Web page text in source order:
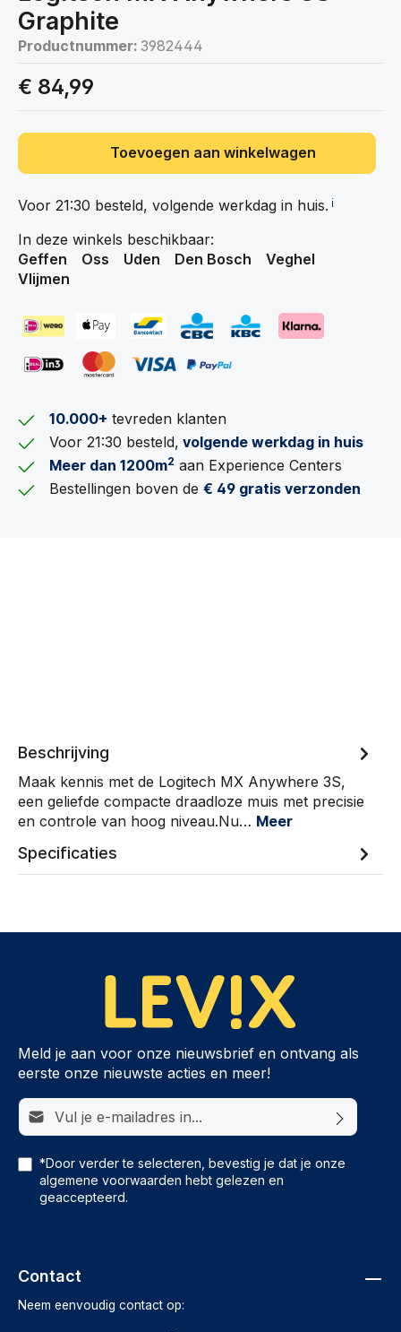
Graphite
Productnummer: 3982444
€ 84,99
Toevoegen aan winkelwagen
Voor 21:30 besteld, volgende werkdag in huis. ℹ️
In deze winkels beschikbaar:
Geffen
Oss Uden Den Bosch
Veghel
Vlijmen
10.000+ tevreden klanten
Voor 21:30 besteld, volgende werkdag in huis
Meer dan 1200m2 aan Experience Centers
Bestellingen boven de€ 49 gratis verzonden
Beschrijving
Maak kennis met de Logitech MX Anywhere 3S,
een geliefde compacte draadloze muis met precisie
en controle van hoog niveau.Nu… Meer
Specificaties
Meld je aan voor onze nieuwsbrief en ontvang als
eerste onze nieuwste acties en meer!
E-mailadres*
*Door verder te selecteren, bevestig je dat je onze
algemene voorwaarden hebt gelezen en
geaccepteerd.
Contact
Neem eenvoudig contact op: